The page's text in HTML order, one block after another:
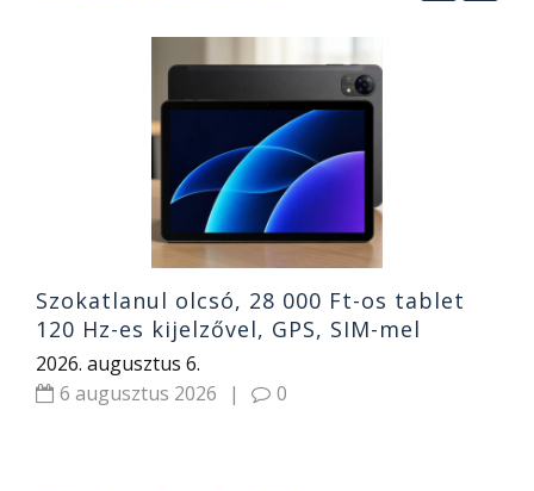
Szokatlanul olcsó, 28 000 Ft-os tablet
120 Hz-es kijelzővel, GPS, SIM-mel
2026. augusztus 6.
6 augusztus 2026
| 0